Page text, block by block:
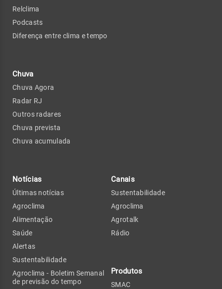
Relclima
Podcasts
Diferença entre clima e tempo
Chuva
Chuva Agora
Radar RJ
Outros radares
Chuva prevista
Chuva acumulada
Notícias
Últimas notícias
Agroclima
Alimentação
Saúde
Alertas
Sustentabilidade
Agroclima - Boletim Semanal
de previsão do tempo
Canais
Sustentabilidade
Agroclima
Agrotalk
Rádio
Produtos
SMAC